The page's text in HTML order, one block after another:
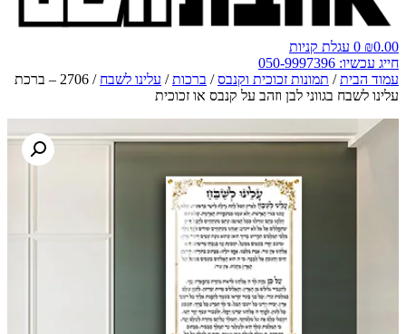
₪0.00
0 עגלת קניות
חייג עכשיו: 050-9997396
עמוד הבית/ תמונות זכוכית וקנבס/ ברכות/ עלינו לשבח
/ 2706 – ברכת
עלינו לשבח בגווני לבן וזהב על קנבס או זכוכית